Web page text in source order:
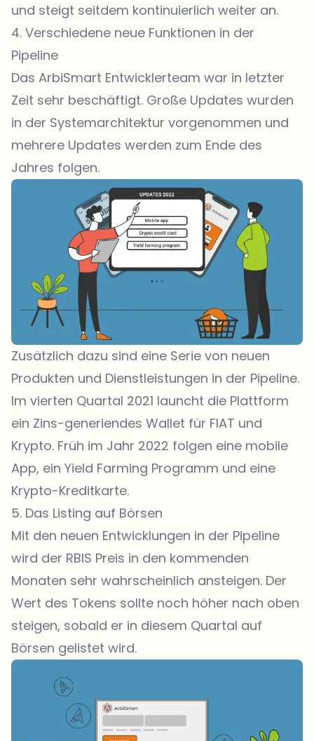
und steigt seitdem kontinuierlich weiter an.
4. Verschiedene neue Funktionen in der
Pipeline
Das ArbiSmart Entwicklerteam war in letzter
Zeit sehr beschäftigt. Große Updates wurden
in der Systemarchitektur vorgenommen und
mehrere Updates werden zum Ende des
Jahres folgen.
Zusätzlich dazu sind eine Serie von neuen
Produkten und Dienstleistungen in der Pipeline.
Im vierten Quartal 2021 launcht die Plattform
ein Zins-generiendes Wallet für FIAT und
Krypto. Früh im Jahr 2022 folgen eine mobile
App, ein Yield Farming Programm und eine
Krypto-Kreditkarte.
5. Das Listing auf Börsen
Mit den neuen Entwicklungen in der Pipeline
wird der RBIS Preis in den kommenden
Monaten sehr wahrscheinlich ansteigen. Der
Wert des Tokens sollte noch höher nach oben
steigen, sobald er in diesem Quartal auf
Börsen gelistet wird.